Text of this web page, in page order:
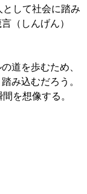
して社会に踏み
（しんげん）
道を歩むため、
み込むだろう。
を想像する。